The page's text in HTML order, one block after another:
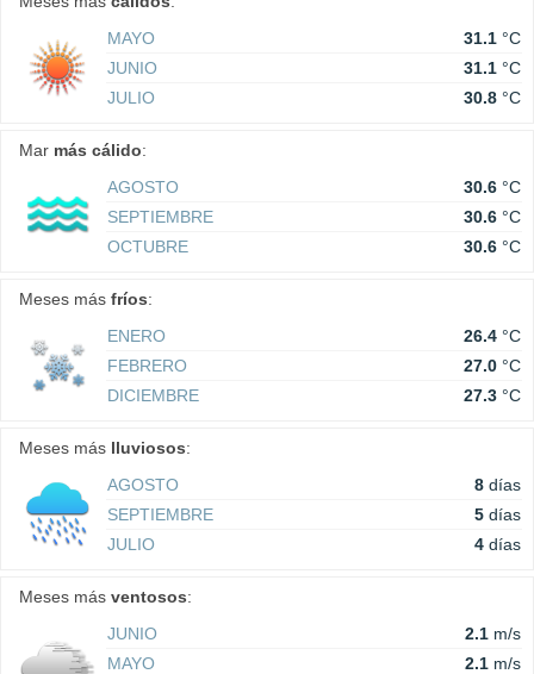
MAYO
31.1 °C
JUNIO
31.1 °C
JULIO
30.8 °C
Mar más cálido:
AGOSTO
30.6 °C
SEPTIEMBRE
30.6 °C
OCTUBRE
30.6 °C
Meses más fríos:
ENERO
26.4 °C
FEBRERO
27.0 °C
DICIEMBRE
27.3 °C
Meses más lluviosos:
AGOSTO
8 días
SEPTIEMBRE
5 días
JULIO
4 días
Meses más ventosos:
JUNIO
2.1 m/s
MAYO
2.1 m/s